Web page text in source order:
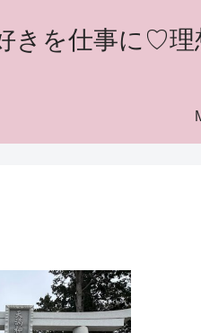
きを仕事に♡理